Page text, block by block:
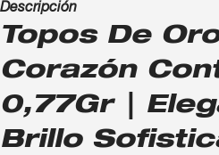
Descripción
Topos De
Corazón
0,77Gr |
Brillo